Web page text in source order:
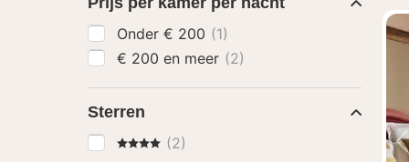
Onder € 200 (1)
€ 200 en meer (2)
Sterren
4 Sterren
(2)